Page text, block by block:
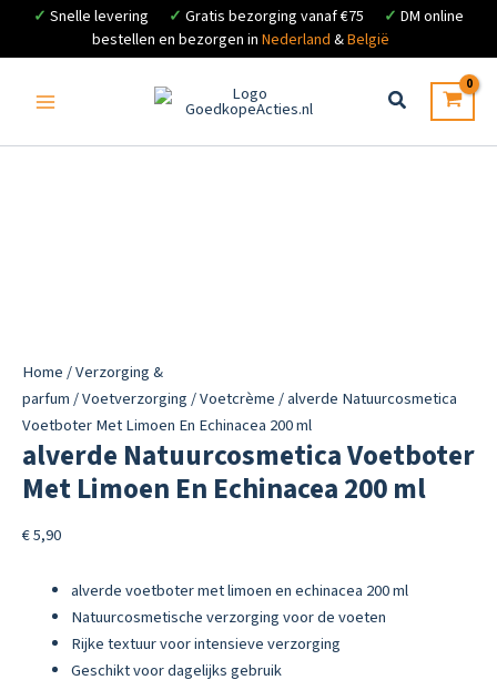
✓ Snelle levering ✓ Gratis bezorging vanaf €75 ✓ DM online
bestellen en bezorgen in Nederland &België
inhoud
Home/Verzorging &
parfum/Voetverzorging/Voetcrème/ alverde Natuurcosmetica
Voetboter Met Limoen En Echinacea 200 ml
alverde Natuurcosmetica Voetboter
Met Limoen En Echinacea 200 ml
€5,90
alverde voetboter met limoen en echinacea 200 ml
Natuurcosmetische verzorging voor de voeten
Rijke textuur voor intensieve verzorging
Geschikt voor dagelijks gebruik